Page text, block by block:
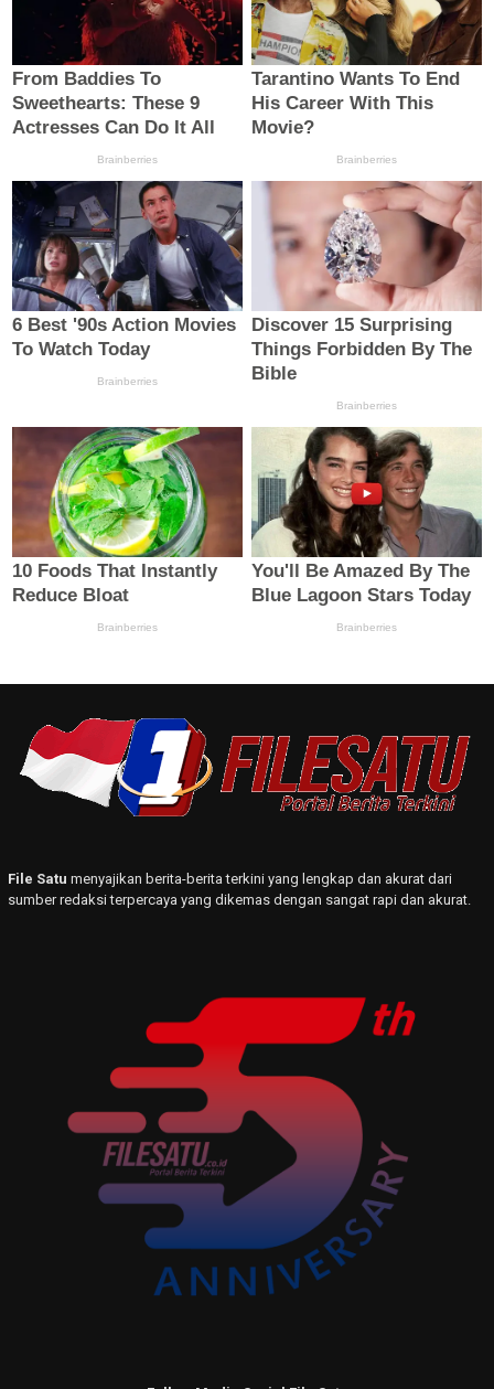
File Satu menyajikan berita-berita terkini yang lengkap dan akurat dari
sumber redaksi terpercaya yang dikemas dengan sangat rapi dan akurat.